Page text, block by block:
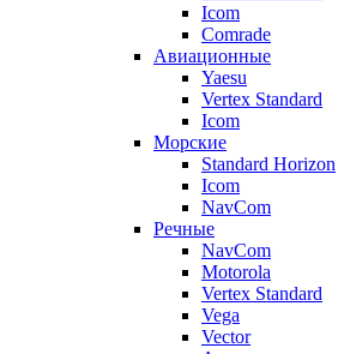
Icom
Comrade
Авиационные
Yaesu
Vertex Standard
Icom
Морские
Standard Horizon
Icom
NavCom
Речные
NavCom
Motorola
Vertex Standard
Vega
Vector